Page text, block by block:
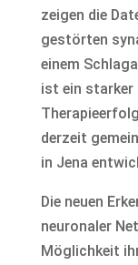
zeigen die
gestörten
einem
ist ein starker
derzeit
in Jena
Die neuen
neuronaler
Möglichkeit